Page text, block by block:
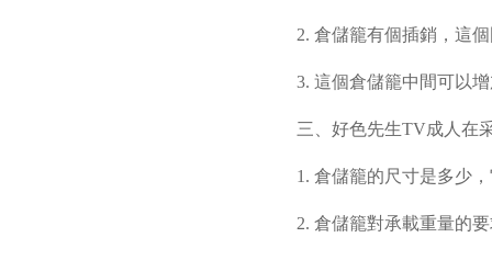
2. 倉儲籠有個插銷，這
3. 這個倉儲籠中間可以
三、好色先生TV成人在
1. 倉儲籠的尺寸是多少
2. 倉儲籠對承載重量的